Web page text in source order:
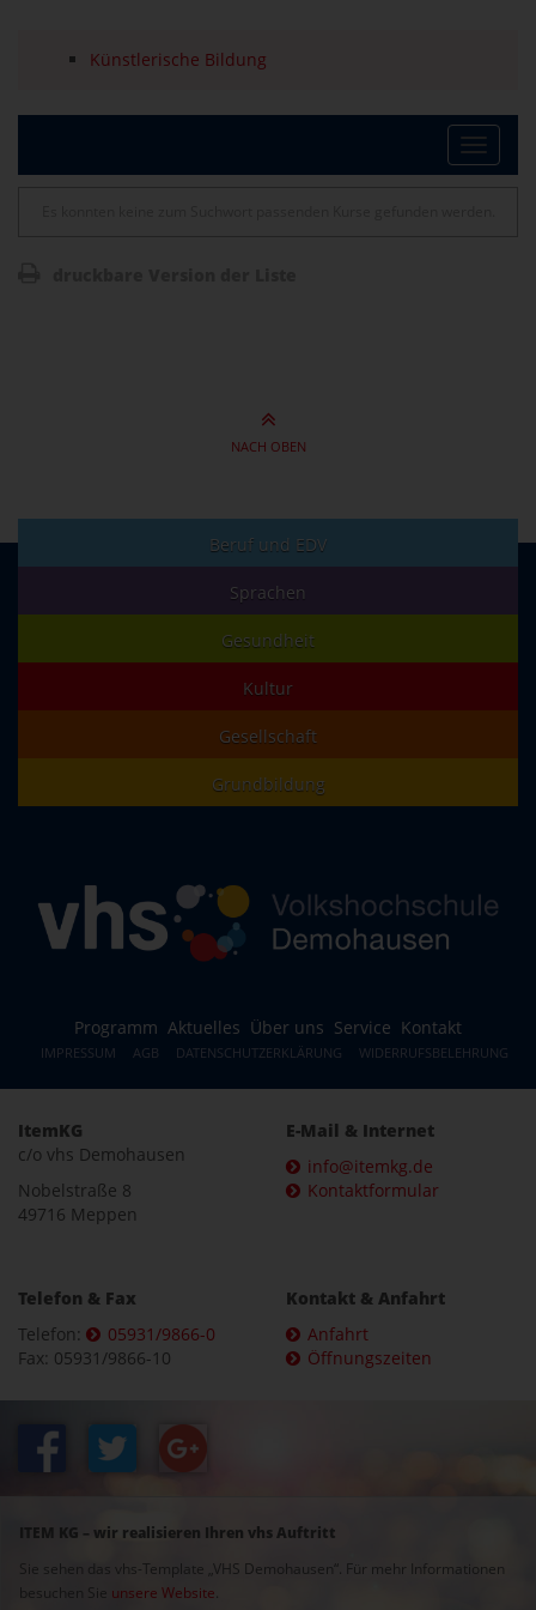
Künstlerische Bildung
Toggle
NACH OBEN
Beruf und EDV
Sprachen
Gesundheit
Kultur
Gesellschaft
Grundbildung
Programm Aktuelles Über uns Service Kontakt
IMPRESSUM AGB DATENSCHUTZERKLÄRUNG WIDERRUFSBELEHRUNG
ItemKG
c/o vhs Demohausen
Nobelstraße 8
49716 Meppen
E-Mail & Internet
info@itemkg.de
Kontaktformular
Telefon & Fax
Telefon:
05931/9866-0
Fax: 05931/9866-10
Kontakt & Anfahrt
Anfahrt
Öffnungszeiten
ITEM KG – wir realisieren Ihren vhs Auftritt
Sie sehen das vhs-Template „VHS Demohausen“. Für mehr Informationen
besuchen Sie unsere Website.